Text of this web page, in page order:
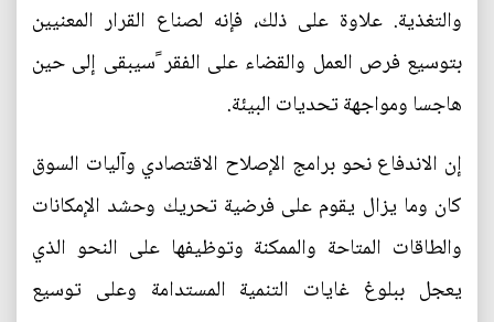
والتغذية. علاوة على ذلك، فإنه لصناع القرار المعنيين
بتوسيع فرص العمل والقضاء على الفقر ًسيبقى إلى حين
هاجسا ومواجهة تحديات البيئة.
إن الاندفاع نحو برامج الإصلاح الاقتصادي وآليات السوق
كان وما يزال يقوم على فرضية تحريك وحشد الإمكانات
والطاقات المتاحة والممكنة وتوظيفها على النحو الذي
يعجل ببلوغ غايات التنمية المستدامة وعلى توسيع